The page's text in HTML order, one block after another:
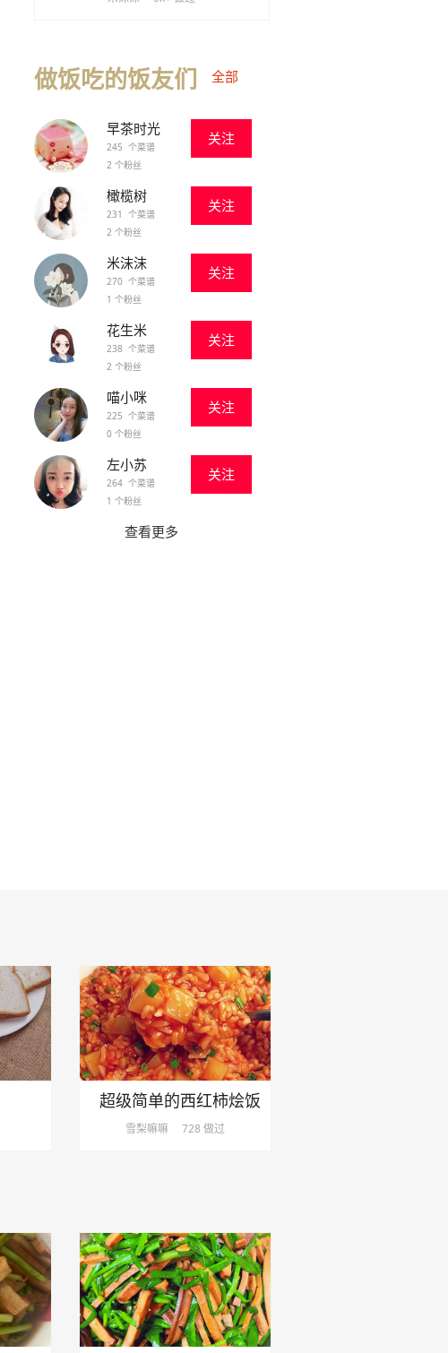
做饭吃的饭友们 全部
早茶时光
245 个菜谱
2 个粉丝
关注
橄榄树
231 个菜谱
2 个粉丝
关注
米沫沫
270 个菜谱
1 个粉丝
关注
花生米
238 个菜谱
2 个粉丝
关注
喵小咪
225 个菜谱
0 个粉丝
关注
左小苏
264 个菜谱
1 个粉丝
关注
查看更多
超级简单的西红柿烩饭
雪梨嘛嘛 728 做过